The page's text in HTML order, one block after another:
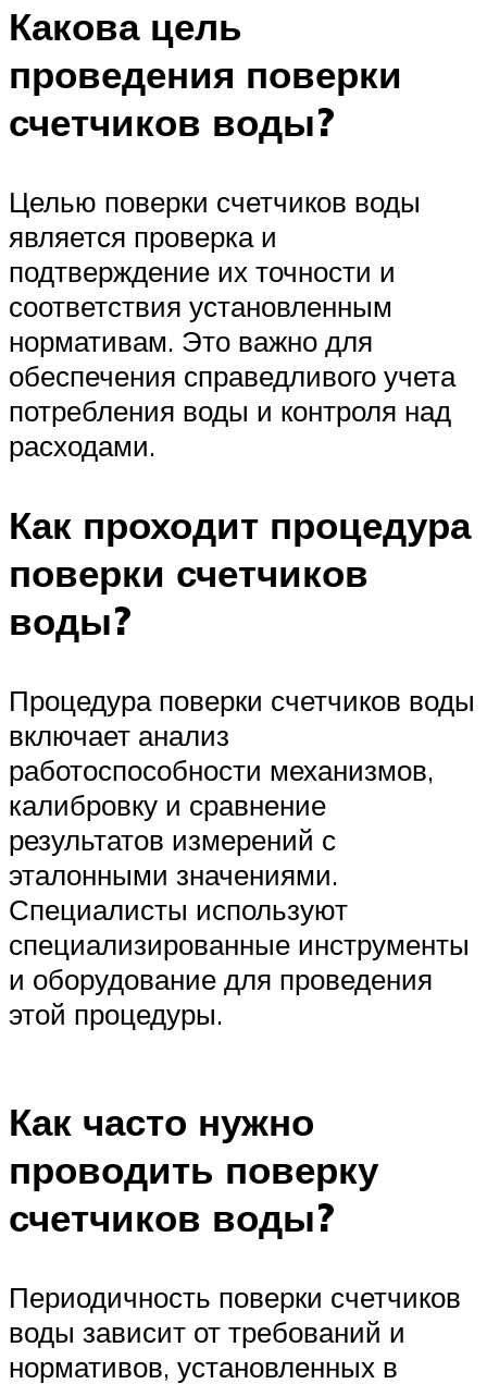
Какова цель
проведения поверки
счетчиков воды?
Целью поверки счетчиков воды
является проверка и
подтверждение их точности и
соответствия установленным
нормативам. Это важно для
обеспечения справедливого учета
потребления воды и контроля над
расходами.
Как проходит процедура
поверки счетчиков
воды?
Процедура поверки счетчиков воды
включает анализ
работоспособности механизмов,
калибровку и сравнение
результатов измерений с
эталонными значениями.
Специалисты используют
специализированные инструменты
и оборудование для проведения
этой процедуры.
Как часто нужно
проводить поверку
счетчиков воды?
Периодичность поверки счетчиков
воды зависит от требований и
нормативов, установленных в